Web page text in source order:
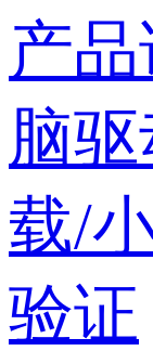
产
脑驱
载/
验证